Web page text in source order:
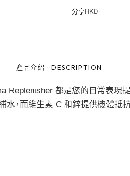
分享HKD
產品介紹 ·DESCRIPTION
Replenisher 都是您的日常表現
，而維生素 C 和鋅提供機體抵